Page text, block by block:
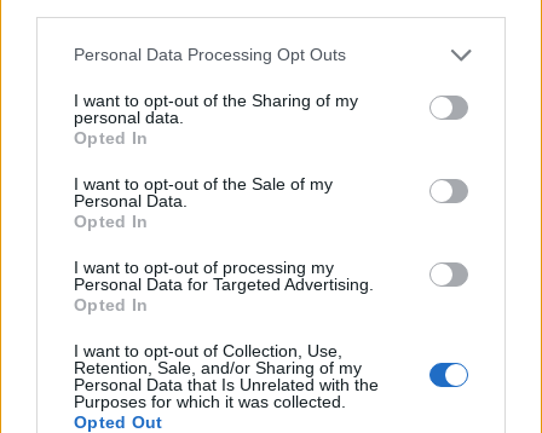
Personal Data Processing Opt Outs
I want to opt-out of the Sharing of my
personal data.
Opted In
I want to opt-out of the Sale of my
Personal Data.
Opted In
I want to opt-out of processing my
Personal Data for Targeted Advertising.
Opted In
I want to opt-out of Collection, Use,
Retention, Sale, and/or Sharing of my
Personal Data that Is Unrelated with the
Purposes for which it was collected.
Opted Out
elhelyezkedni
küzd a lépcsővel, rámpával, mintha nem tudná, merre
Szociális interakciók megváltozása:
megváltozik az emberek, így gazdái irányában tanúsított
kevésbé keresi a figyelmet, visszahúzódóvá válik
könnyen megijed, félénkké válik ismerős emberek, gazdái
társaságában is, akár el is kerülheti őket
csökkenő interakciók a háztartásban élő más állatokkal,
vagy éppen agresszív lesz velük szemben
alvás-ébrenlét zavarok
nappal többet alszik, éjjel kevesebbet
nyugtalan, fel-alá járkál éjszakánként
éjjelente minden ok nélkül ugat, akár órákon át